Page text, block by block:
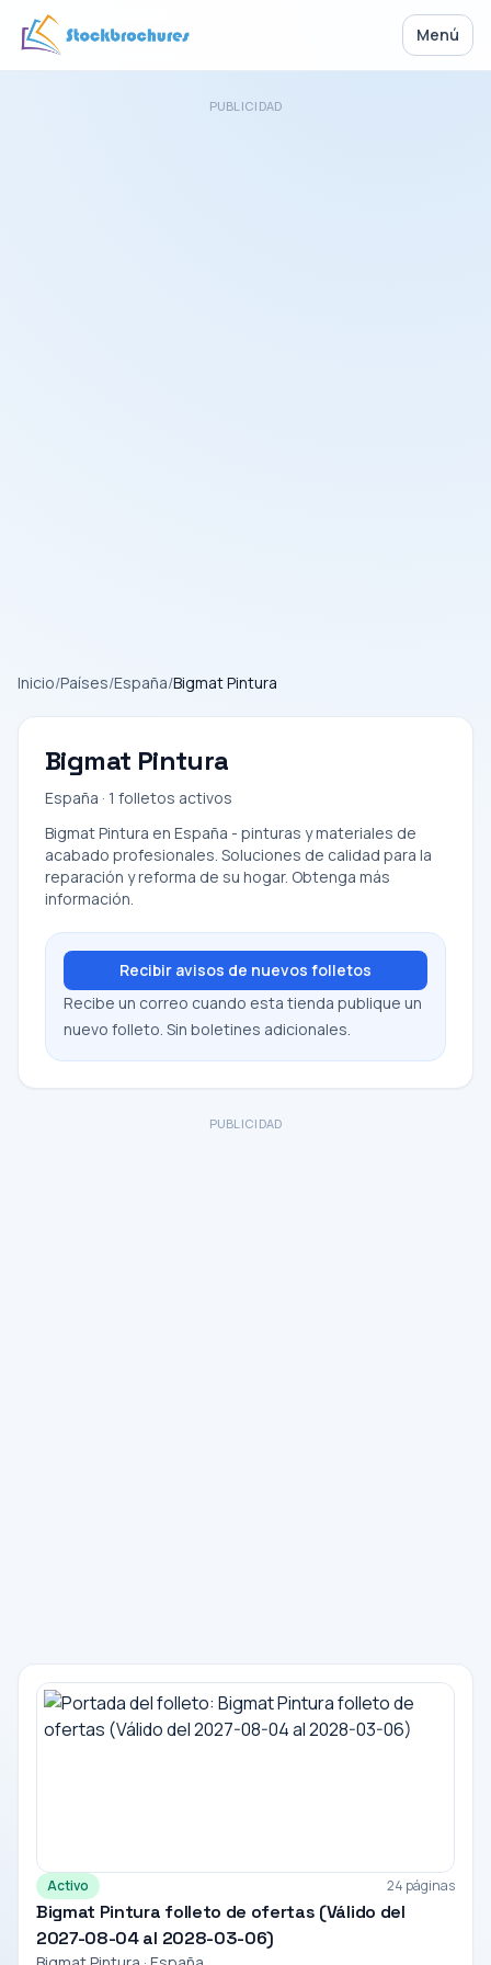
Menú
PUBLICIDAD
Inicio/Países/España/Bigmat Pintura
Bigmat Pintura
España · 1 folletos activos
Bigmat Pintura en España - pinturas y materiales de
acabado profesionales. Soluciones de calidad para la
reparación y reforma de su hogar. Obtenga más
información.
Recibir avisos de nuevos folletos
Recibe un correo cuando esta tienda publique un
nuevo folleto. Sin boletines adicionales.
PUBLICIDAD
Activo 24 páginas
Bigmat Pintura folleto de ofertas (Válido del
2027-08-04 al 2028-03-06)